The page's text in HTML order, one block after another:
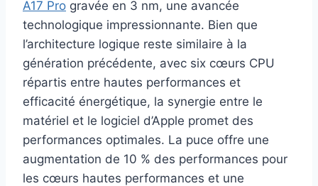
A17 Pro gravée en 3 nm, une avancée
technologique impressionnante. Bien que
l’architecture logique reste similaire à la
génération précédente, avec six cœurs CPU
répartis entre hautes performances et
efficacité énergétique, la synergie entre le
matériel et le logiciel d’Apple promet des
performances optimales. La puce offre une
augmentation de 10 % des performances pour
les cœurs hautes performances et une